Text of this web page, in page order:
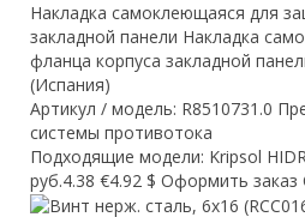
Накладка самоклеющаяся для
закладной панели Накладка
фланца корпуса закладной
(Испания)
Артикул / модель: R8510731.0
системы противотока
Подходящие модели: Kripsol
руб.4.38 €4.92 $ Оформить заказ